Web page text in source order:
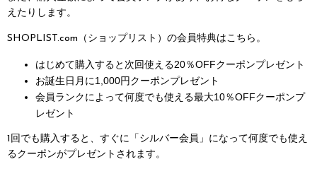
えたりします。
SHOPLIST.com（ショップリスト）の会員特典はこちら。
はじめて購入すると次回使える20％OFFクーポンプレゼント
お誕生日月に1,000円クーポンプレゼント
会員ランクによって何度でも使える最大10％OFFクーポンプ
レゼント
1回でも購入すると、すぐに「シルバー会員」になって何度でも使え
るクーポンがプレゼントされます。